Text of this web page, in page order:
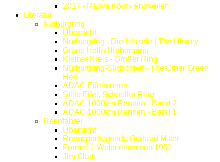
2017 - Rallye Köln - Ahrweiler
Literatur
Nürburgring
Übersicht
Nürburgring - Die Historie | The History
Grüne Hölle Nürburgring
Kleiner Kreis - Großer Ring
Nürburgring-Südschleif - The Other Green
Hell
ADAC Eifelrennen
Stille Eifel, Schneller Ring
ADAC 1000km Rennen - Band 2
ADAC 1000km Rennen - Band 1
Rennfahrer
Übersicht
Rennsportlegende Gerhard Mitter
Formel-1-Weltmeister seit 1950
Jim Clark